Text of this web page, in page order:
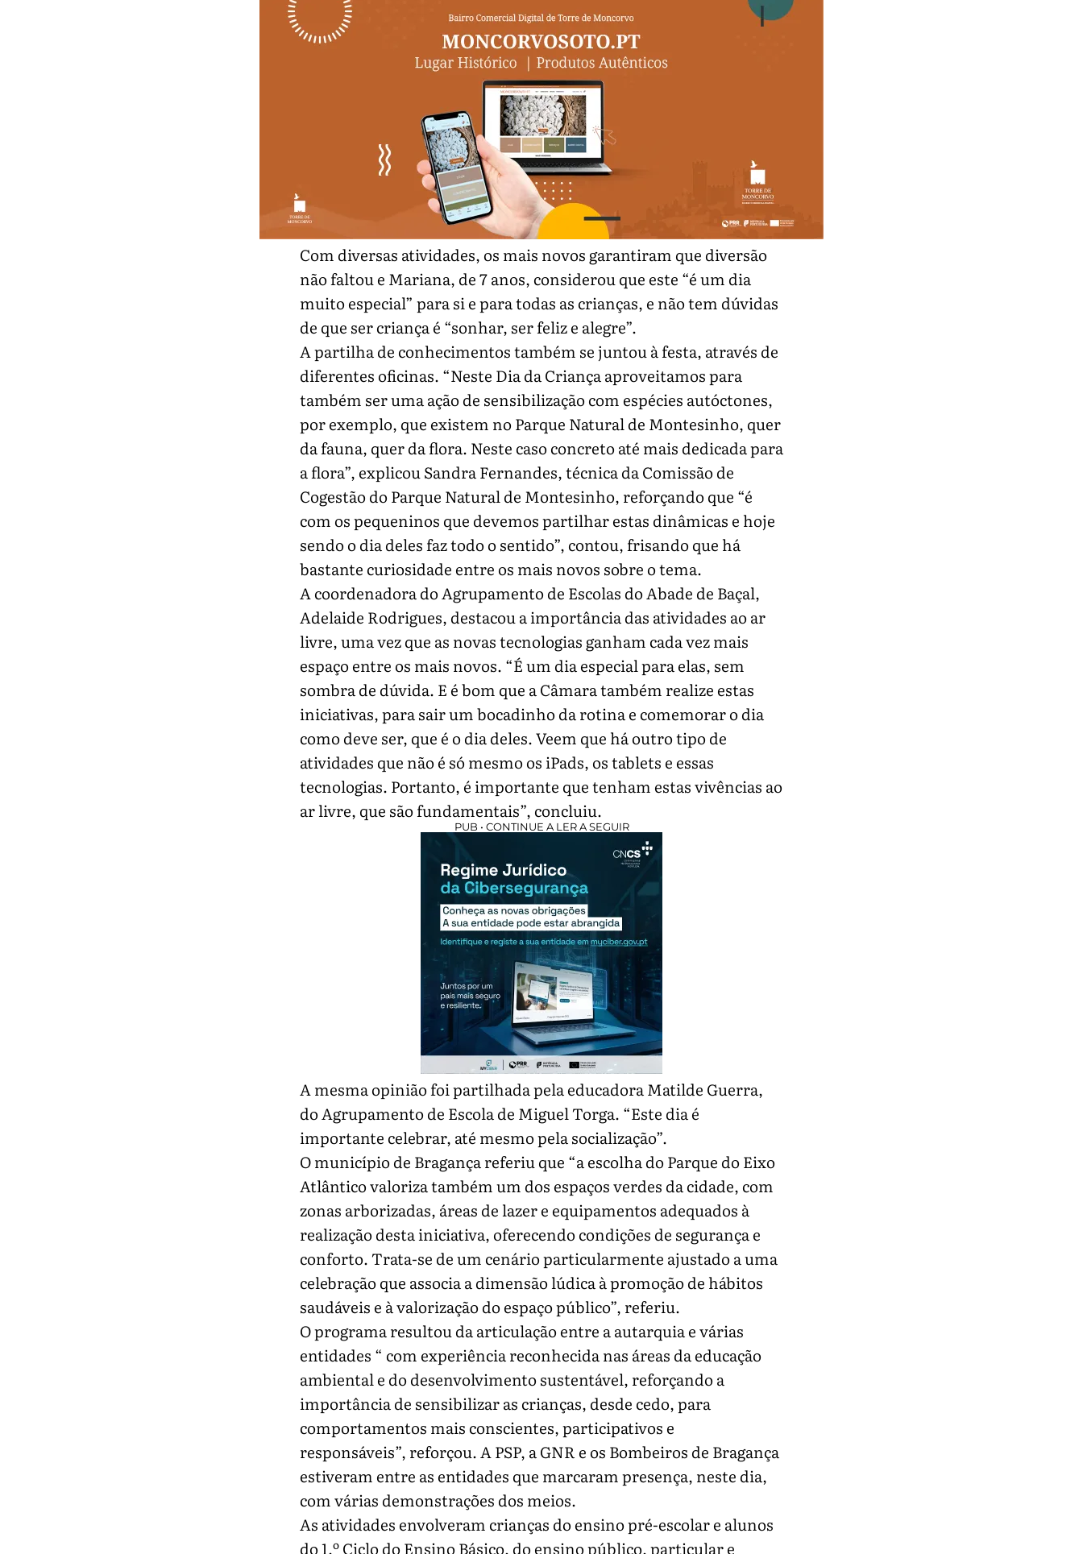
Com diversas atividades, os mais novos garantiram que diversão
não faltou e Mariana, de 7 anos, considerou que este “é um dia
muito especial” para si e para todas as crianças, e não tem dúvidas
de que ser criança é “sonhar, ser feliz e alegre”.
A partilha de conhecimentos também se juntou à festa, através de
diferentes oficinas. “Neste Dia da Criança aproveitamos para
também ser uma ação de sensibilização com espécies autóctones,
por exemplo, que existem no Parque Natural de Montesinho, quer
da fauna, quer da flora. Neste caso concreto até mais dedicada para
a flora”, explicou Sandra Fernandes, técnica da Comissão de
Cogestão do Parque Natural de Montesinho, reforçando que “é
com os pequeninos que devemos partilhar estas dinâmicas e hoje
sendo o dia deles faz todo o sentido”, contou, frisando que há
bastante curiosidade entre os mais novos sobre o tema.
A coordenadora do Agrupamento de Escolas do Abade de Baçal,
Adelaide Rodrigues, destacou a importância das atividades ao ar
livre, uma vez que as novas tecnologias ganham cada vez mais
espaço entre os mais novos. “É um dia especial para elas, sem
sombra de dúvida. E é bom que a Câmara também realize estas
iniciativas, para sair um bocadinho da rotina e comemorar o dia
como deve ser, que é o dia deles. Veem que há outro tipo de
atividades que não é só mesmo os iPads, os tablets e essas
tecnologias. Portanto, é importante que tenham estas vivências ao
ar livre, que são fundamentais”, concluiu.
PUB • CONTINUE A LER A SEGUIR
A mesma opinião foi partilhada pela educadora Matilde Guerra,
do Agrupamento de Escola de Miguel Torga. “Este dia é
importante celebrar, até mesmo pela socialização”.
O município de Bragança referiu que “a escolha do Parque do Eixo
Atlântico valoriza também um dos espaços verdes da cidade, com
zonas arborizadas, áreas de lazer e equipamentos adequados à
realização desta iniciativa, oferecendo condições de segurança e
conforto. Trata-se de um cenário particularmente ajustado a uma
celebração que associa a dimensão lúdica à promoção de hábitos
saudáveis e à valorização do espaço público”, referiu.
O programa resultou da articulação entre a autarquia e várias
entidades “ com experiência reconhecida nas áreas da educação
ambiental e do desenvolvimento sustentável, reforçando a
importância de sensibilizar as crianças, desde cedo, para
comportamentos mais conscientes, participativos e
responsáveis”, reforçou. A PSP, a GNR e os Bombeiros de Bragança
estiveram entre as entidades que marcaram presença, neste dia,
com várias demonstrações dos meios.
As atividades envolveram crianças do ensino pré-escolar e alunos
do 1.º Ciclo do Ensino Básico, do ensino público, particular e